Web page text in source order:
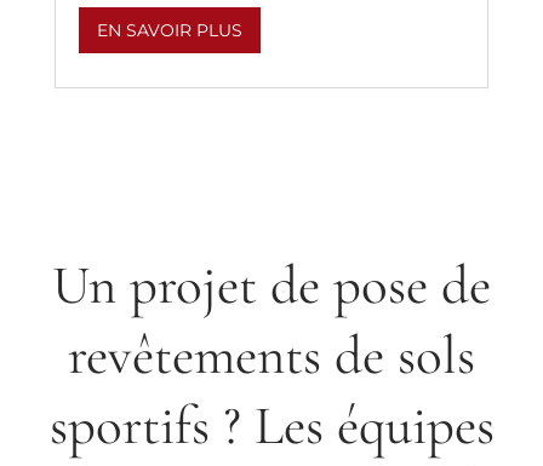
EN SAVOIR PLUS
Un projet de pose de
revêtements de sols
sportifs ? Les équipes